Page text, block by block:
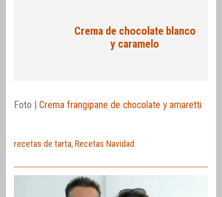
Crema de chocolate blanco
y caramelo
Foto | Crema frangipane de chocolate y amaretti
recetas de tarta, Recetas Navidad